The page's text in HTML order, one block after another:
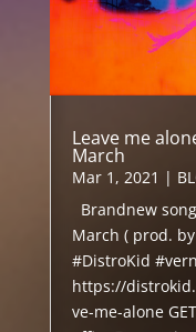
Leave me
March
Mar 1, 2021 |
Brandnew
March ( prod.
#DistroKid
https://
ve-me-alone